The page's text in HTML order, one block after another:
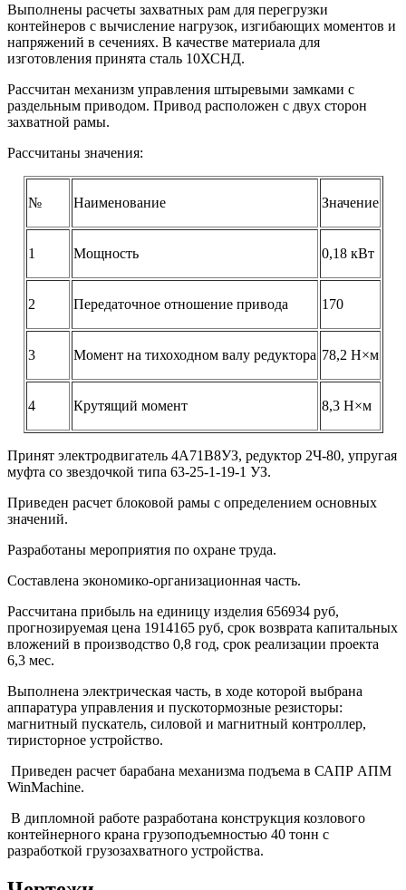
Выполнены расчеты захватных рам для перегрузки
контейнеров с вычисление нагрузок, изгибающих моментов и
напряжений в сечениях. В качестве материала для
изготовления принята сталь 10ХСНД.
Рассчитан механизм управления штыревыми замками с
раздельным приводом. Привод расположен с двух сторон
захватной рамы.
Рассчитаны значения:
№ Наименование Значение
1 Мощность 0,18 кВт
2 Передаточное отношение привода 170
3 Момент на тихоходном валу редуктора 78,2 Н×м
4 Крутящий момент 8,3 Н×м
Принят электродвигатель 4А71В8УЗ, редуктор 2Ч-80, упругая
муфта со звездочкой типа 63-25-1-19-1 УЗ.
Приведен расчет блоковой рамы с определением основных
значений.
Разработаны мероприятия по охране труда.
Составлена экономико-организационная часть.
Рассчитана прибыль на единицу изделия 656934 руб,
прогнозируемая цена 1914165 руб, срок возврата капитальных
вложений в производство 0,8 год, срок реализации проекта
6,3 мес.
Выполнена электрическая часть, в ходе которой выбрана
аппаратура управления и пускотормозные резисторы:
магнитный пускатель, силовой и магнитный контроллер,
тиристорное устройство.
Приведен расчет барабана механизма подъема в САПР АПМ
WinMachine.
В дипломной работе разработана конструкция козлового
контейнерного крана грузоподъемностью 40 тонн с
разработкой грузозахватного устройства.